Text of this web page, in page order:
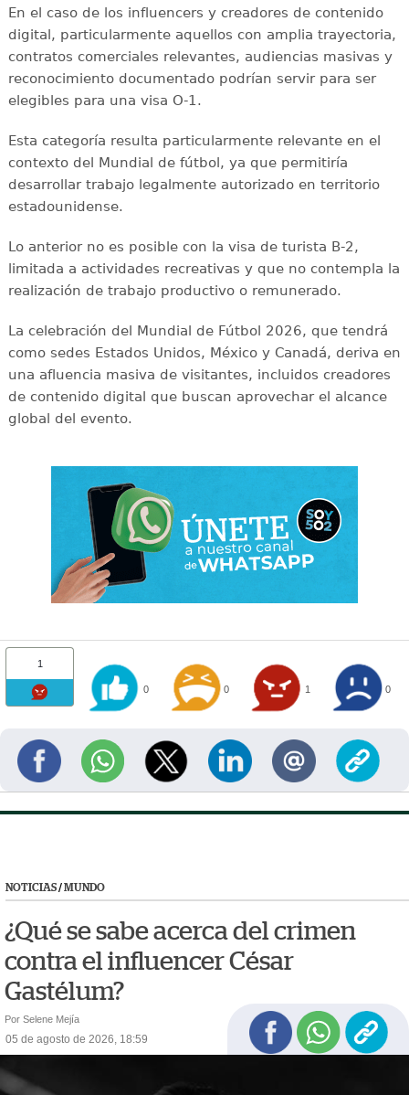
En el caso de los influencers y creadores de contenido
digital, particularmente aquellos con amplia trayectoria,
contratos comerciales relevantes, audiencias masivas y
reconocimiento documentado podrían servir para ser
elegibles para una visa O-1.
Esta categoría resulta particularmente relevante en el
contexto del Mundial de fútbol, ya que permitiría
desarrollar trabajo legalmente autorizado en territorio
estadounidense.
Lo anterior no es posible con la visa de turista B-2,
limitada a actividades recreativas y que no contempla la
realización de trabajo productivo o remunerado.
La celebración del Mundial de Fútbol 2026, que tendrá
como sedes Estados Unidos, México y Canadá, deriva en
una afluencia masiva de visitantes, incluidos creadores
de contenido digital que buscan aprovechar el alcance
global del evento.
1
0 0 1 0
NOTICIAS/MUNDO
¿Qué se sabe acerca del crimen
contra el influencer César
Gastélum?
Por Selene Mejía
05 de agosto de 2026, 18:59